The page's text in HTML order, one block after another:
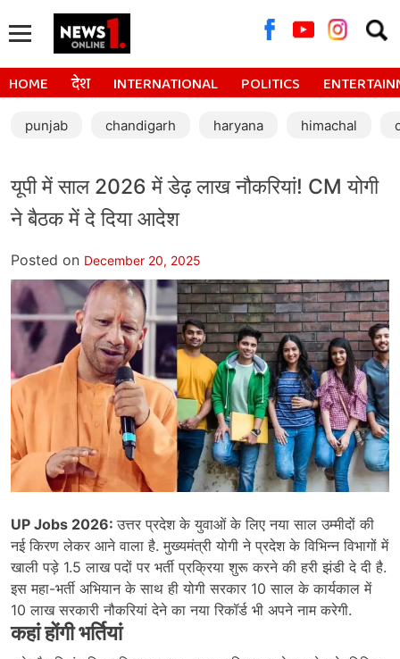
for:
HOME देश INTERNATIONAL POLITICS
punjab chandigarh haryana himachal
यूपी में साल 2026 में डेढ़ लाख नौकरियां! CM योगी
ने बैठक में दे दिया आदेश
Posted on December 20, 2025
UP Jobs 2026:उत्तर प्रदेश के युवाओं के लिए नया साल उम्मीदों की
नई किरण लेकर आने वाला है. मुख्यमंत्री योगी ने प्रदेश के विभिन्न विभागों में
खाली पड़े 1.5 लाख पदों पर भर्ती प्रक्रिया शुरू करने की हरी झंडी दे दी है.
इस महा-भर्ती अभियान के साथ ही योगी सरकार 10 साल के कार्यकाल में
10 लाख सरकारी नौकरियां देने का नया रिकॉर्ड भी अपने नाम करेगी.
कहां होंगी भर्तियां